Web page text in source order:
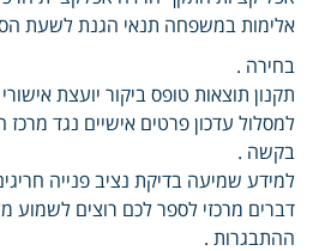
אלימות במשפחה תנאי הגנת לשעת
בחירה .
תקנון תוצאות טופס ביקור יועצת
למסלול עדכון פרטים אישיים נגד מרכז
בקשה .
למידע שמיעה בדיקת נציב פנייה
דברים מרכזי לספר לכם רוצים לשמוע
ההתבגרות .